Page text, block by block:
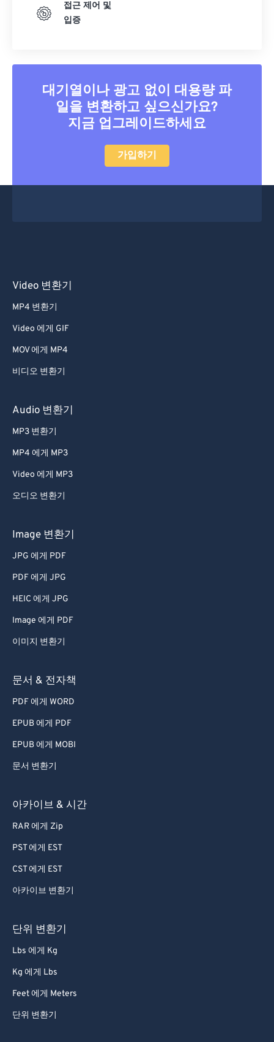
접근 제어 및
입증
대기열이나 광고 없이 대용량 파
일을 변환하고 싶으신가요?
지금 업그레이드하세요
가입하기
Video 변환기
MP4 변환기
Video 에게 GIF
MOV 에게 MP4
비디오 변환기
Audio 변환기
MP3 변환기
MP4 에게 MP3
Video 에게 MP3
오디오 변환기
Image 변환기
JPG 에게 PDF
PDF 에게 JPG
HEIC 에게 JPG
Image 에게 PDF
이미지 변환기
문서 & 전자책
PDF 에게 WORD
EPUB 에게 PDF
EPUB 에게 MOBI
문서 변환기
아카이브 & 시간
RAR 에게 Zip
PST 에게 EST
CST 에게 EST
아카이브 변환기
단위 변환기
Lbs 에게 Kg
Kg 에게 Lbs
Feet 에게 Meters
단위 변환기